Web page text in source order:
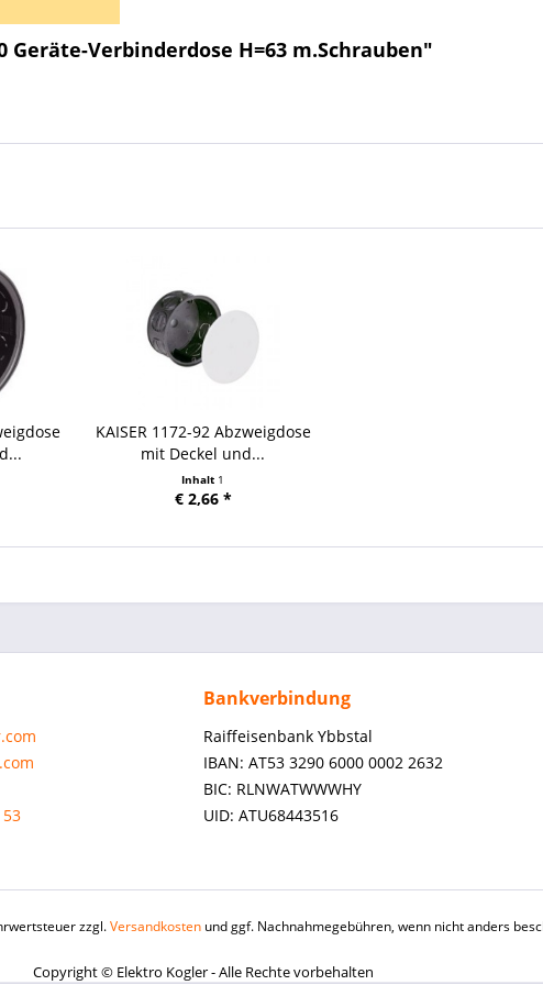
Geräte-Verbinderdose H=63 m.Schrauben"
KAISER 1172-92 Abzweigdose
mit Deckel und...
Inhalt 1
€ 2,66 *
Bankverbindung
Raiffeisenbank Ybbstal
IBAN: AT53 3290 6000 0002 2632
BIC: RLNWATWWWHY
UID: ATU68443516
zzgl.Versandkostenund ggf. Nachnahmegebühren, wenn nicht anders
Copyright © Elektro Kogler - Alle Rechte vorbehalten